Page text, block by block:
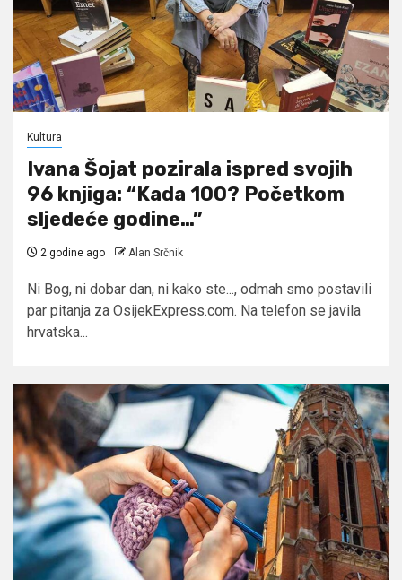
Kultura
Ivana Šojat pozirala ispred svojih
96 knjiga: “Kada 100? Početkom
sljedeće godine…”
2 godine ago Alan Srčnik
Ni Bog, ni dobar dan, ni kako ste..., odmah smo postavili
par pitanja za OsijekExpress.com. Na telefon se javila
hrvatska...